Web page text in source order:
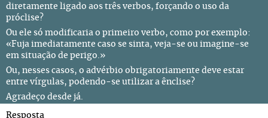
diretamente ligado aos três verbos, forçando o uso da
próclise?
Ou ele só modificaria o primeiro verbo, como por exemplo:
«Fuja imediatamente caso se sinta, veja-se ou imagine-se
em situação de perigo.»
Ou, nesses casos, o advérbio obrigatoriamente deve estar
entre vírgulas, podendo-se utilizar a ênclise?
Agradeço desde já.
Resposta